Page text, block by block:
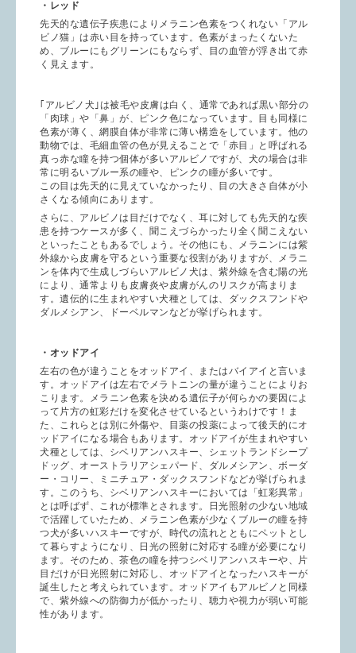
・レッド
先天的な遺伝子疾患によりメラニン色素をつくれない「アル
ビノ猫」は赤い目を持っています。色素がまったくないた
め、ブルーにもグリーンにもならず、目の血管が浮き出て赤
く見えます。
｢アルビノ犬｣は被毛や皮膚は白く、通常であれば黒い部分の
「肉球」や「鼻」が、ピンク色になっています。目も同様に
色素が薄く、網膜自体が非常に薄い構造をしています。他の
動物では、毛細血管の色が見えることで「赤目」と呼ばれる
真っ赤な瞳を持つ個体が多いアルビノですが、犬の場合は非
常に明るいブルー系の瞳や、ピンクの瞳が多いです。
この目は先天的に見えていなかったり、目の大きさ自体が小
さくなる傾向にあります。
さらに、アルビノは目だけでなく、耳に対しても先天的な疾
患を持つケースが多く、聞こえづらかったり全く聞こえない
といったこともあるでしょう。その他にも、メラニンには紫
外線から皮膚を守るという重要な役割がありますが、メラニ
ンを体内で生成しづらいアルビノ犬は、紫外線を含む陽の光
により、通常よりも皮膚炎や皮膚がんのリスクが高まりま
す。遺伝的に生まれやすい犬種としては、ダックスフンドや
ダルメシアン、ドーベルマンなどが挙げられます。
・オッドアイ
左右の色が違うことをオッドアイ、またはバイアイと言いま
す。オッドアイは左右でメラトニンの量が違うことによりお
こります。メラニン色素を決める遺伝子が何らかの要因によ
って片方の虹彩だけを変化させているというわけです！ま
た、これらとは別に外傷や、目薬の投薬によって後天的にオ
ッドアイになる場合もあります。オッドアイが生まれやすい
犬種としては、シベリアンハスキー、シェットランドシープ
ドッグ、オーストラリアシェパード、ダルメシアン、ボーダ
ー・コリー、ミニチュア・ダックスフンドなどが挙げられま
す。このうち、シベリアンハスキーにおいては「虹彩異常」
とは呼ばず、これが標準とされます。日光照射の少ない地域
で活躍していたため、メラニン色素が少なくブルーの瞳を持
つ犬が多いハスキーですが、時代の流れとともにペットとし
て暮らすようになり、日光の照射に対応する瞳が必要になり
ます。そのため、茶色の瞳を持つシベリアンハスキーや、片
目だけが日光照射に対応し、オッドアイとなったハスキーが
誕生したと考えられています。オッドアイもアルビノと同様
で、紫外線への防御力が低かったり、聴力や視力が弱い可能
性があります。